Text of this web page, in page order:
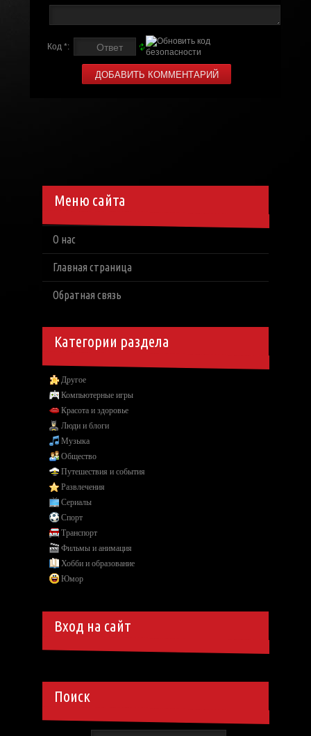
Код *:
Меню сайта
О нас
Главная страница
Обратная связь
Категории раздела
Другое
Компьютерные игры
Красота и здоровье
Люди и блоги
Музыка
Общество
Путешествия и события
Развлечения
Сериалы
Спорт
Транспорт
Фильмы и анимация
Хобби и образование
Юмор
Вход на сайт
Поиск